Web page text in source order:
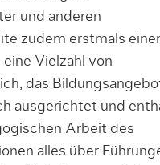
und anderen
zudem erstmals
Vielzahl von
das
ausgerichtet und
Arbeit des
alles über